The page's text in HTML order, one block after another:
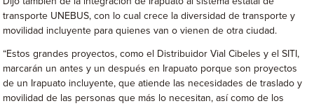
transporte UNEBUS, con lo cual crece la diversidad de transporte y
movilidad incluyente para quienes van o vienen de otra ciudad.
“Estos grandes proyectos, como el Distribuidor Vial Cibeles y el SITI,
marcarán un antes y un después en Irapuato porque son proyectos
de un Irapuato incluyente, que atiende las necesidades de traslado y
movilidad de las personas que más lo necesitan, así como de los